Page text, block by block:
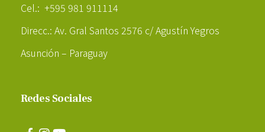
Cel.: +595 981 911114
Direcc.: Av. Gral Santos 2576 c/ Agustín Yegros
Asunción – Paraguay
Redes Sociales